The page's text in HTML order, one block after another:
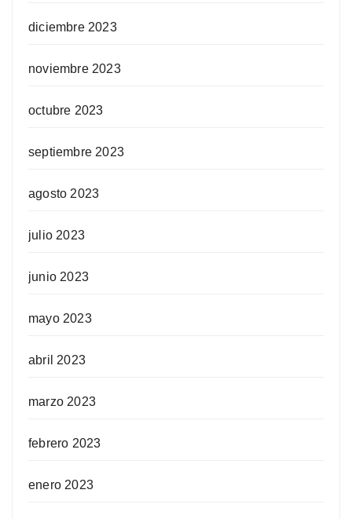
diciembre 2023
noviembre 2023
octubre 2023
septiembre 2023
agosto 2023
julio 2023
junio 2023
mayo 2023
abril 2023
marzo 2023
febrero 2023
enero 2023